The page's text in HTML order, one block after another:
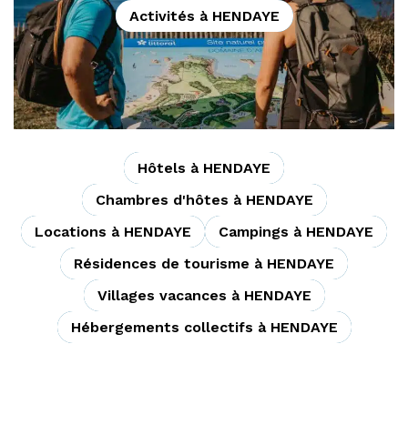
Activités à HENDAYE
Hôtels à HENDAYE
Chambres d'hôtes à HENDAYE
Locations à HENDAYE
Campings à HENDAYE
Résidences de tourisme à HENDAYE
Villages vacances à HENDAYE
Hébergements collectifs à HENDAYE